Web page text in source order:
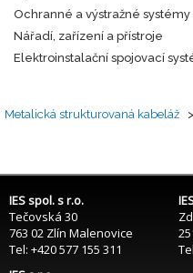
Ochranné a výstražné systémy
Nářadí, zařízení a přístroje
Elektroinstalační spojovací
Metalická strukturovaná kabeláž
IES spol. s r.o.
Tečovská 30
763 02 Zlín Malenovice
Tel: +420 577 155 311